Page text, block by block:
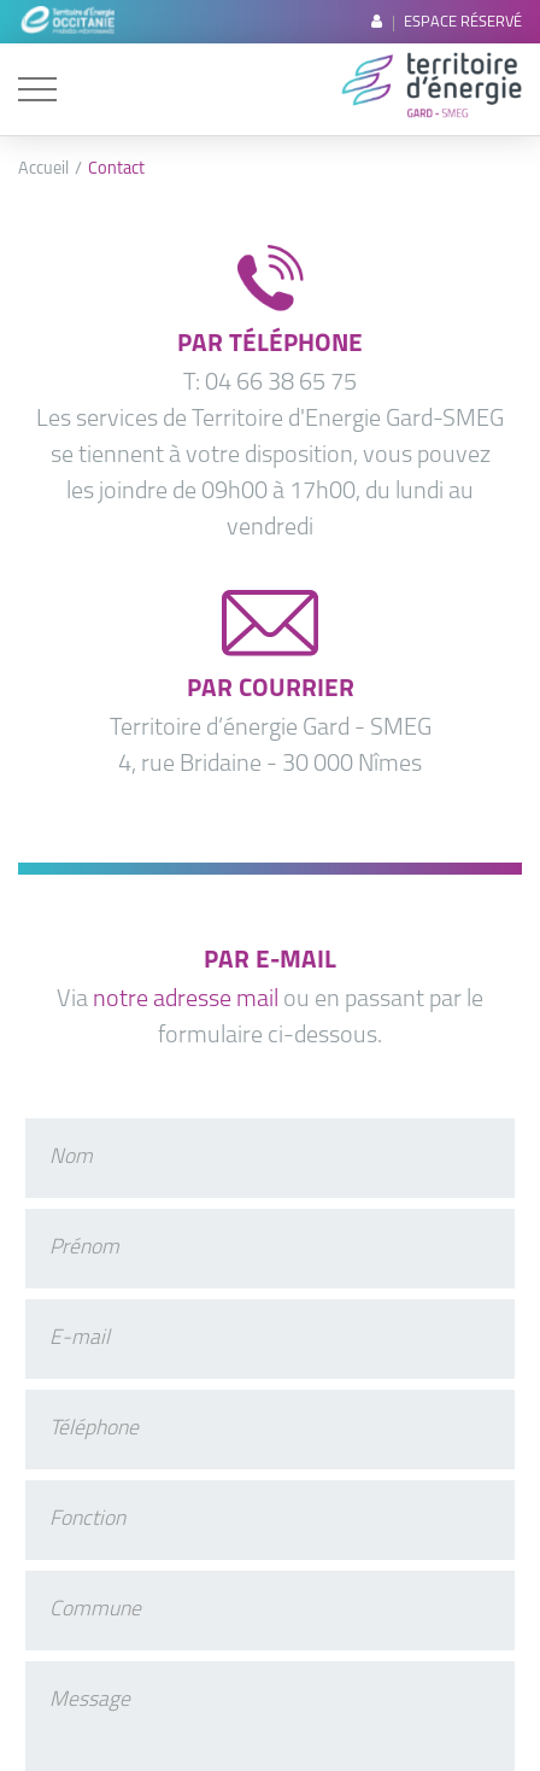
ESPACE RÉSERVÉ
Accueil Contact
PAR TÉLÉPHONE
T: 04 66 38 65 75
Les services de Territoire d'Energie Gard-SMEG
se tiennent à votre disposition, vous pouvez
les joindre de 09h00 à 17h00, du lundi au
vendredi
PAR COURRIER
Territoire d’énergie Gard - SMEG
4, rue Bridaine - 30 000 Nîmes
PAR E-MAIL
Via notre adresse mail ou en passant par le
formulaire ci-dessous.